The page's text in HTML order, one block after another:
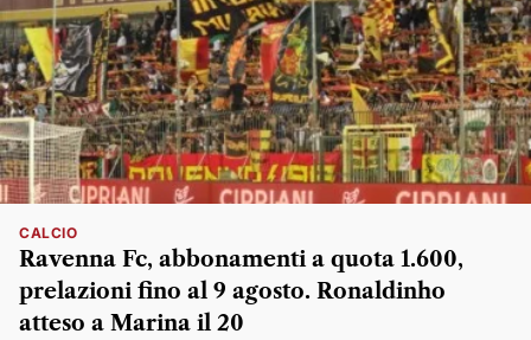
CALCIO
Ravenna Fc, abbonamenti a quota 1.600,
prelazioni fino al 9 agosto. Ronaldinho
atteso a Marina il 20